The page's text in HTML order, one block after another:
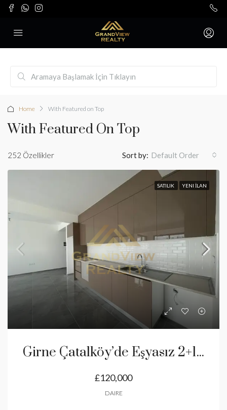
Home With Featured on Top
With Featured On Top
252 Özellikler Sort by: Default Order
SATILIK YENI İLAN
Girne Çatalköy’de Eşyasız 2+1 Daire – Teras Ve Otopark Avantajlarıyla!
£120,000
DAIRE